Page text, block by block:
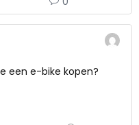
een e-bike kopen?